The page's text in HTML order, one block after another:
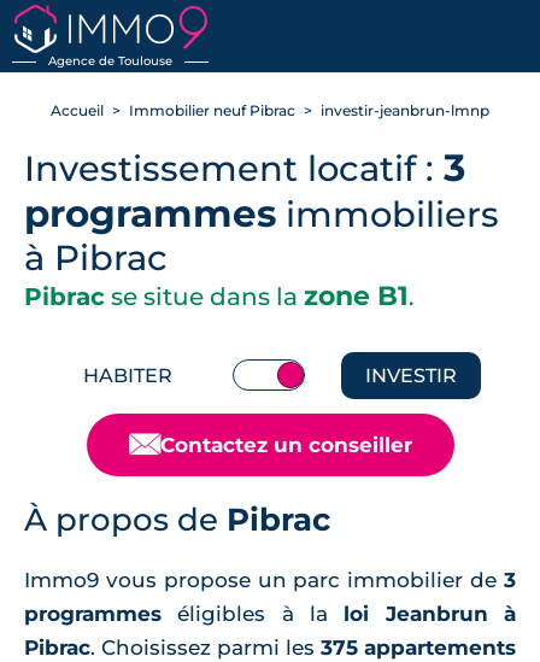
Agence de Toulouse
RETOUR
Accueil Immobilier neuf Pibrac investir-jeanbrun-lmnp
Investissement locatif : 3
programmes immobiliers
à Pibrac
Pibrac se situe dans la zone B1.
HABITER INVESTIR
📧Contactez un conseiller
À propos de Pibrac
Immo9 vous propose un parc immobilier de 3
programmes éligibles à la loi Jeanbrun à
Pibrac. Choisissez parmi les 375 appartements